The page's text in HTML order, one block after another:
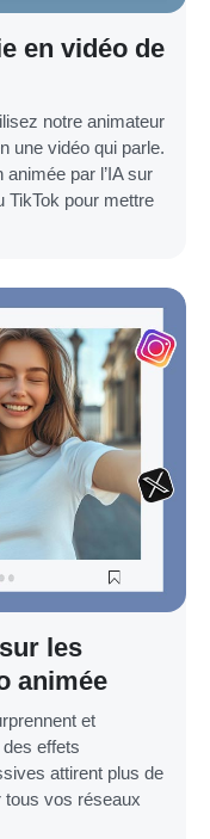
en vidéo de
notre animateur
une vidéo qui parle.
par l’IA sur
TikTok pour mettre
les
animée
et
effets
attirent plus de
tous vos réseaux